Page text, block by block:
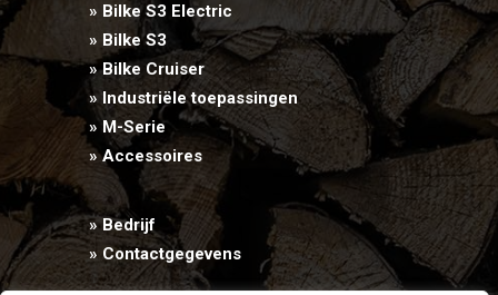
» Bilke S3 Electric
» Bilke S3
» Bilke Cruiser
» Industriële toepassingen
» M-Serie
» Accessoires
» Bedrijf
» Contactgegevens